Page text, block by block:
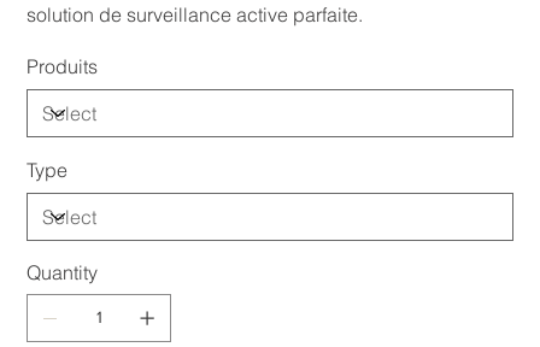
solution de surveillance active parfaite.
Produits
Type
Quantity